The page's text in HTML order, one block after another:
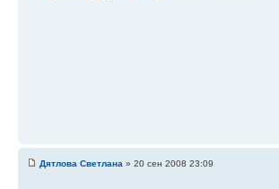
Дятлова Светлана » 20 сен 2008 23:09